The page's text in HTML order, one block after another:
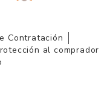
Contratación
al comprador